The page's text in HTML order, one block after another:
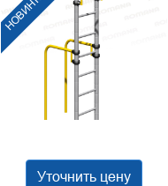
НОВИНКА
Уточнить цену